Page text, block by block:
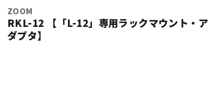
ZOOM
RKL-12 【「L-12」専用ラックマウント・ア
ダプタ】